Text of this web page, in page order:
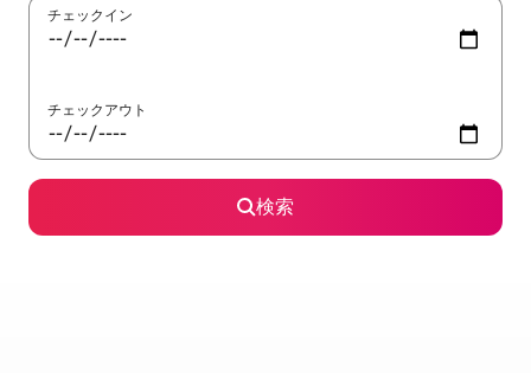
チェックイン
チェックアウト
検索